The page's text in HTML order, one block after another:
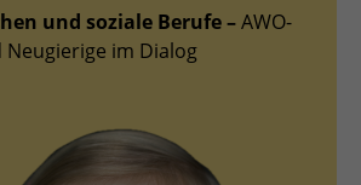
und soziale Berufe –AWO-
Neugierige im Dialog